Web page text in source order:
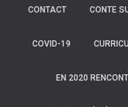
CONTACT CONTE
COVID-19
EN 2020